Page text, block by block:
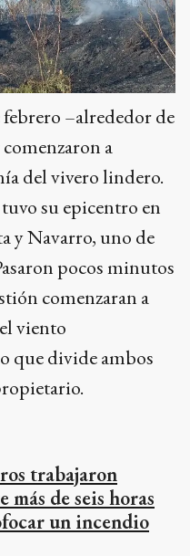
febrero –alrededor de
a
del vivero lindero.
su epicentro en
y Navarro, uno de
pocos minutos
comenzaran a
viento
que divide ambos
trabajaron
más de seis horas
un incendio